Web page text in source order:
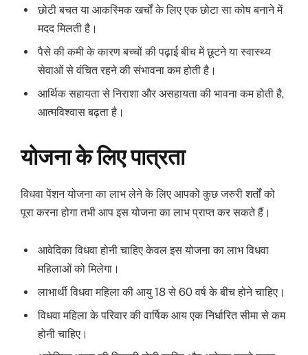
छोटी बचत या आकस्मिक खर्चों के लिए एक छोटा सा कोष बनाने में
मदद मिलती है।
पैसे की कमी के कारण बच्चों की पढ़ाई बीच में छूटने या स्वास्थ्य
सेवाओं से वंचित रहने की संभावना कम होती है।
आर्थिक सहायता से निराशा और असहायता की भावना कम होती है,
आत्मविश्वास बढ़ता है।
योजना के लिए पात्रता
विधवा पेंशन योजना का लाभ लेने के लिए आपको कुछ जरुरी शर्तों को
पूरा करना होगा तभी आप इस योजना का लाभ प्राप्त कर सकते हैं।
आवेदिका विधवा होनी चाहिए केवल इस योजना का लाभ विधवा
महिलाओं को मिलेगा।
लाभार्थी विधवा महिला की आयु 18 से 60 वर्ष के बीच होने चाहिए।
विधवा महिला के परिवार की वार्षिक आय एक निर्धारित सीमा से कम
होनी चाहिए।